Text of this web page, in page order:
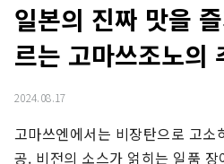
일본의 진짜 맛을
르는 고마쓰조노의
2024.08.17
고마쓰엔에서는 비장탄으로 고소
공. 비전의 소스가 얽히는 일품